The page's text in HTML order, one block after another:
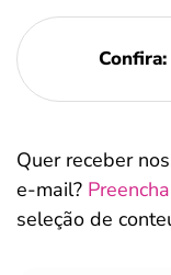
Confira:
Quer receber
e-mail?
seleção de